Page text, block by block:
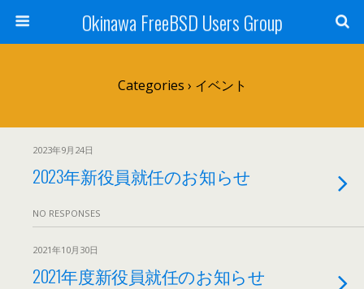
Okinawa FreeBSD Users Group
Categories › イベント
2023年9月24日
2023年新役員就任のお知らせ
NO RESPONSES
2021年10月30日
2021年度新役員就任のお知らせ